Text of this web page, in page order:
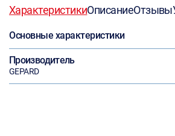
ХарактеристикиОписаниеОтзывы
Основные характеристики
Производитель
GEPARD